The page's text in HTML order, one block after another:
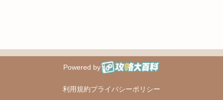
Powered by
攻略大百科
利用規約プライバシーポリシー